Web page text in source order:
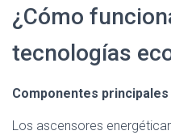
¿Cómo
tecnologías
Componentes principales
Los ascensores